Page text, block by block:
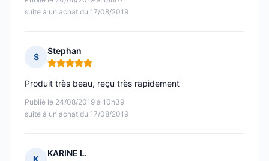
suite à un achat du 17/08/2019
S
Stephan
Note : 5 sur 5
Publié le 24/08/2019 à 10h39
suite à un achat du 17/08/2019
Produit très beau, reçu très rapidement
KARINE L.